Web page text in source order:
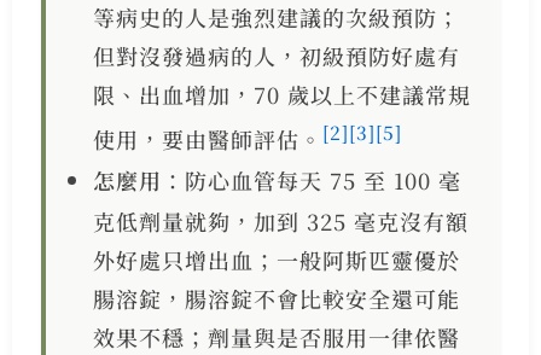
等病史的人是強烈建議的次級預防；
但對沒發過病的人，初級預防好處有
限、出血增加，70 歲以上不建議常規
使用，要由醫師評估。 [2][3][5]
怎麼用 ：防心血管每天 75 至 100 毫
克低劑量就夠，加到 325 毫克沒有額
外好處只增出血；一般阿斯匹靈優於
腸溶錠，腸溶錠不會比較安全還可能
效果不穩；劑量與是否服用一律依醫